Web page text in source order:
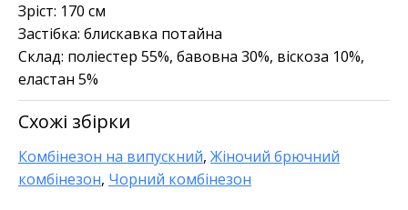
Зріст: 170 см
Застібка: блискавка потайна
Склад: поліестер 55%, бавовна 30%, віскоза 10%,
еластан 5%
Схожі збірки
Комбінезон на випускний, Жіночий брючний
комбінезон, Чорний комбінезон